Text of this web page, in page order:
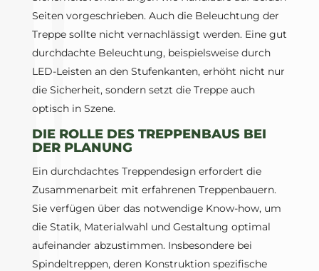
Seiten vorgeschrieben. Auch die Beleuchtung der
Treppe sollte nicht vernachlässigt werden. Eine gut
durchdachte Beleuchtung, beispielsweise durch
LED-Leisten an den Stufenkanten, erhöht nicht nur
die Sicherheit, sondern setzt die Treppe auch
optisch in Szene.
DIE ROLLE DES TREPPENBAUS BEI
DER PLANUNG
Ein durchdachtes Treppendesign erfordert die
Zusammenarbeit mit erfahrenen Treppenbauern.
Sie verfügen über das notwendige Know-how, um
die Statik, Materialwahl und Gestaltung optimal
aufeinander abzustimmen. Insbesondere bei
Spindeltreppen, deren Konstruktion spezifische